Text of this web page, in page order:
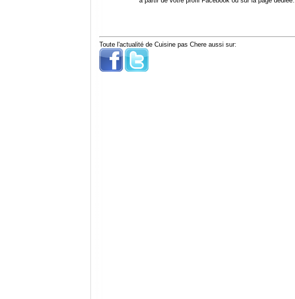
Toute l'actualité de Cuisine pas Chere aussi sur: